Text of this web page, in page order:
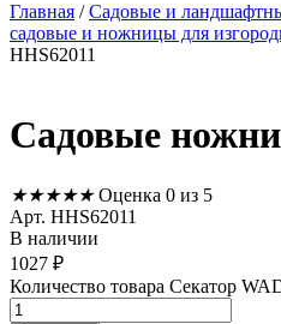
Главная /Садовые и
садовые и ножницы для
HHS62011
Садовые
★★★★★ Оценка 0 из 5
Арт. HHS62011
В наличии
1027 ₽
Количество товара Секатор